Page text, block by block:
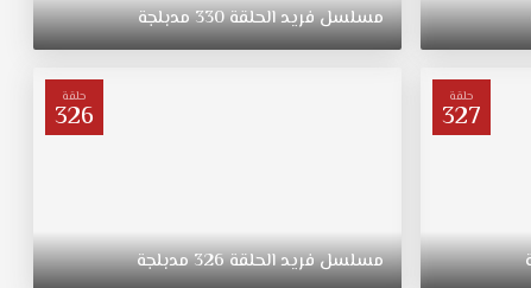
مسلسلفريدالحلقة330مدبلجة
حلقة
327
حلقة
326
مسلسلفريدالحلقة326مدبلجة